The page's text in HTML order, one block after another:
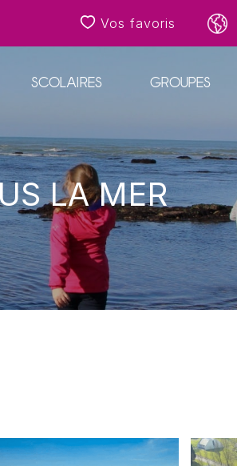
Vos favoris
SCOLAIRES GROUPES
LA MER